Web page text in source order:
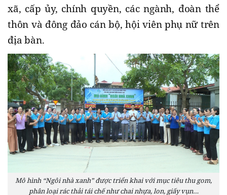
xã, cấp ủy, chính quyền, các ngành, đoàn thể
thôn và đông đảo cán bộ, hội viên phụ nữ trên
địa bàn.
Mô hình “Ngôi nhà xanh” được triển khai với mục tiêu thu gom,
phân loại rác thải tái chế như chai nhựa, lon, giấy vụn…